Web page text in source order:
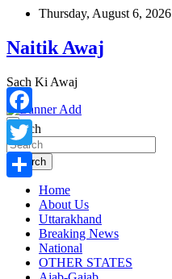
Skip
content
Thursday, August 6, 2026
Naitik Awaj
Sach Ki Awaj
Search
Search
Home
About Us
Uttarakhand
Breaking News
National
OTHER STATES
Facebook
Twitter
Share